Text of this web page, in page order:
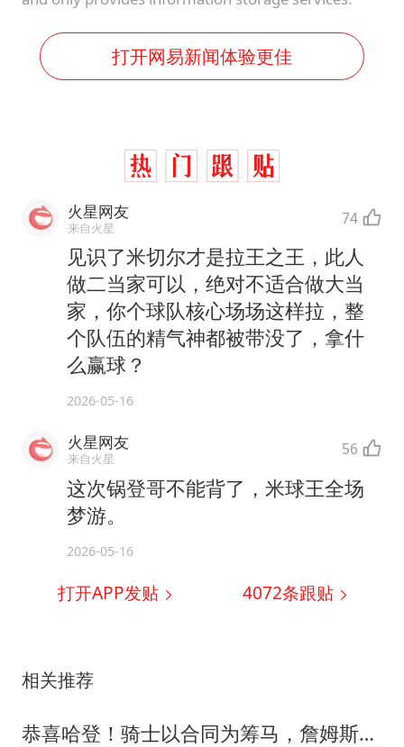
打开网易新闻体验更佳
火星网友
来自火星 74
见识了米切尔才是拉王之王，此人
做二当家可以，绝对不适合做大当
家，你个球队核心场场这样拉，整
个队伍的精气神都被带没了，拿什
么赢球？
2026-05-16
火星网友
来自火星 56
这次锅登哥不能背了，米球王全场
梦游。
2026-05-16
打开APP发贴 4072条跟贴
相关推荐
恭喜哈登！骑士以合同为筹马，詹姆斯底薪加盟76人，东部格局生变